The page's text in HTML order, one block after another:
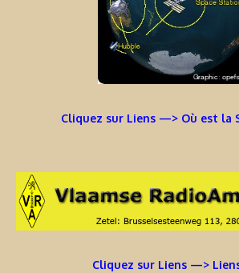
Cliquez sur Liens —> Où est la
Cliquez sur Liens —>